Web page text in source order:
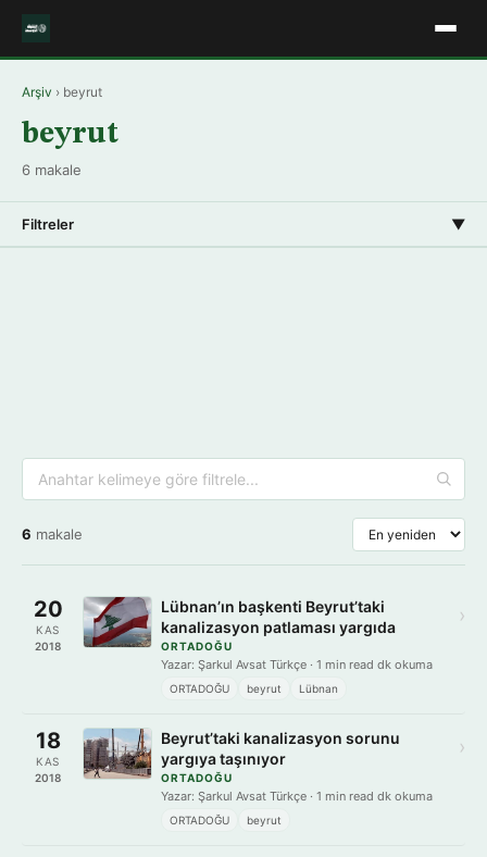
Arşiv › beyrut
beyrut
6 makale
Filtreler ▼
6 makale
20
KAS
2018
Lübnan’ın başkenti Beyrut’taki
kanalizasyon patlaması yargıda
ORTADOĞU
Yazar: Şarkul Avsat Türkçe · 1 min read dk okuma
ORTADOĞU beyrut Lübnan
›
18
KAS
2018
Beyrut’taki kanalizasyon sorunu
yargıya taşınıyor
ORTADOĞU
Yazar: Şarkul Avsat Türkçe · 1 min read dk okuma
ORTADOĞU beyrut
›